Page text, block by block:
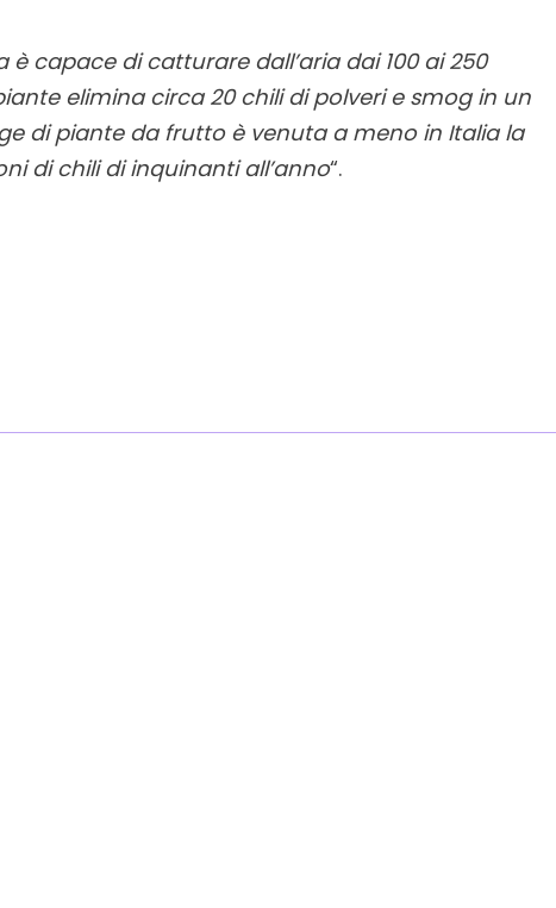
capace di catturare dall’aria dai 100 ai 250
elimina circa 20 chili di polveri e smog in un
di piante da frutto è venuta a meno in Italia la
di chili di inquinanti all’anno“.